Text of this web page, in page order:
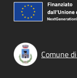
Comune